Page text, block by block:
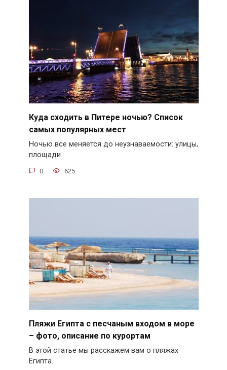
Куда сходить в Питере ночью? Список
самых популярных мест
Ночью все меняется до неузнаваемости: улицы,
площади
0 625
Пляжи Египта с песчаным входом в море
– фото, описание по курортам
В этой статье мы расскажем вам о пляжах
Египта.